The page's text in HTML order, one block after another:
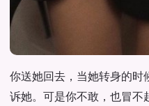
你送她回去，当她转身的
诉她。可是你不敢，也冒不